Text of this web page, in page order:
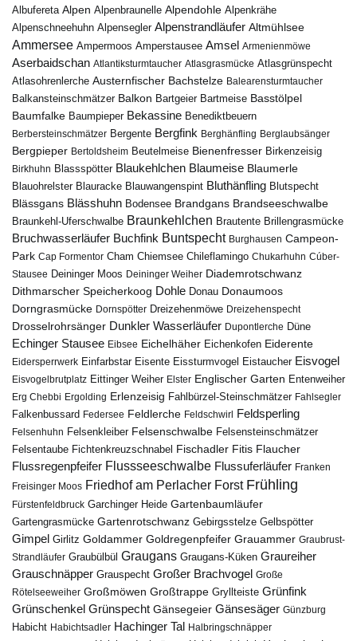
Albufereta Alpen Alpenbraunelle Alpendohle Alpenkrähe
Alpenschneehuhn Alpensegler Alpenstrandläufer Altmühlsee
Ammersee Ampermoos Amperstausee Amsel Armenienmöwe
Aserbaidschan Atlantiksturmtaucher Atlasgrasmücke Atlasgrünspecht
Atlasohrenlerche Austernfischer Bachstelze Balearensturmtaucher
Balkansteinschmätzer Balkon Bartgeier Bartmeise Basstölpel
Baumfalke Baumpieper Bekassine Benediktbeuern
Berbersteinschmätzer Bergente Bergfink Berghänfling Berglaubsänger
Bergpieper Bertoldsheim Beutelmeise Bienenfresser Birkenzeisig
Birkhuhn Blassspötter Blaukehlchen Blaumeise Blaumerle
Blauohrelster Blauracke Blauwangenspint Bluthänfling Blutspecht
Blässgans Blässhuhn Bodensee Brandgans Brandseeschwalbe
Braunkehl-Uferschwalbe Braunkehlchen Brautente Brillengrasmücke
Bruchwasserläufer Buchfink Buntspecht Burghausen Campeon-
Park Cap Formentor Cham Chiemsee Chileflamingo Chukarhuhn Cúber-
Stausee Deininger Moos Deininger Weiher Diademrotschwanz
Dithmarscher Speicherkoog Dohle Donau Donaumoos
Dorngrasmücke Dornspötter Dreizehenmöwe Dreizehenspecht
Drosselrohrsänger Dunkler Wasserläufer Dupontlerche Düne
Echinger Stausee Eibsee Eichelhäher Eichenkofen Eiderente
Eidersperrwerk Einfarbstar Eisente Eissturmvogel Eistaucher Eisvogel
Eisvogelbrutplatz Eittinger Weiher Elster Englischer Garten Entenweiher
Erg Chebbi Ergolding Erlenzeisig Fahlbürzel-Steinschmätzer Fahlsegler
Falkenbussard Federsee Feldlerche Feldschwirl Feldsperling
Felsenhuhn Felsenkleiber Felsenschwalbe Felsensteinschmätzer
Felsentaube Fichtenkreuzschnabel Fischadler Fitis Flaucher
Flussregenpfeifer Flussseeschwalbe Flussuferläufer Franken
Freisinger Moos Friedhof am Perlacher Forst Frühling
Fürstenfeldbruck Garchinger Heide Gartenbaumläufer
Gartengrasmücke Gartenrotschwanz Gebirgsstelze Gelbspötter
Gimpel Girlitz Goldammer Goldregenpfeifer Grauammer Graubrust-
Strandläufer Graubülbül Graugans Graugans-Küken Graureiher
Grauschnäpper Grauspecht Großer Brachvogel Große
Rötelseeweiher Großmöwen Großtrappe Gryllteiste Grünfink
Grünschenkel Grünspecht Gänsegeier Gänsesäger Günzburg
Habicht Habichtsadler Hachinger Tal Halbringschnäpper